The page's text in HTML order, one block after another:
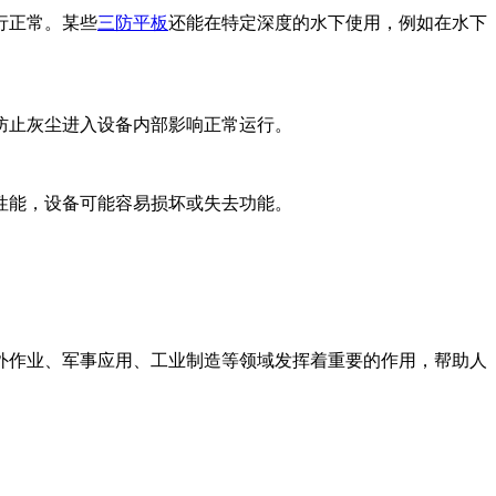
正常。某些三防平板还能在特定深度的水下使用，例如在水下
灰尘进入设备内部影响正常运行。
，设备可能容易损坏或失去功能。
业、军事应用、工业制造等领域发挥着重要的作用，帮助人